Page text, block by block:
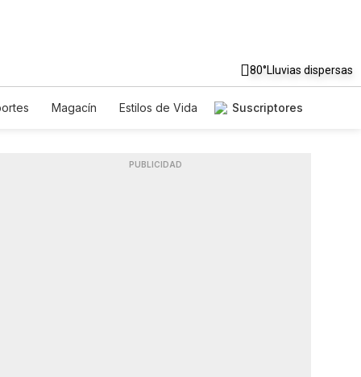
80°Lluvias dispersas
Magacín
Estilos de Vida
Suscriptores
PUBLICIDAD